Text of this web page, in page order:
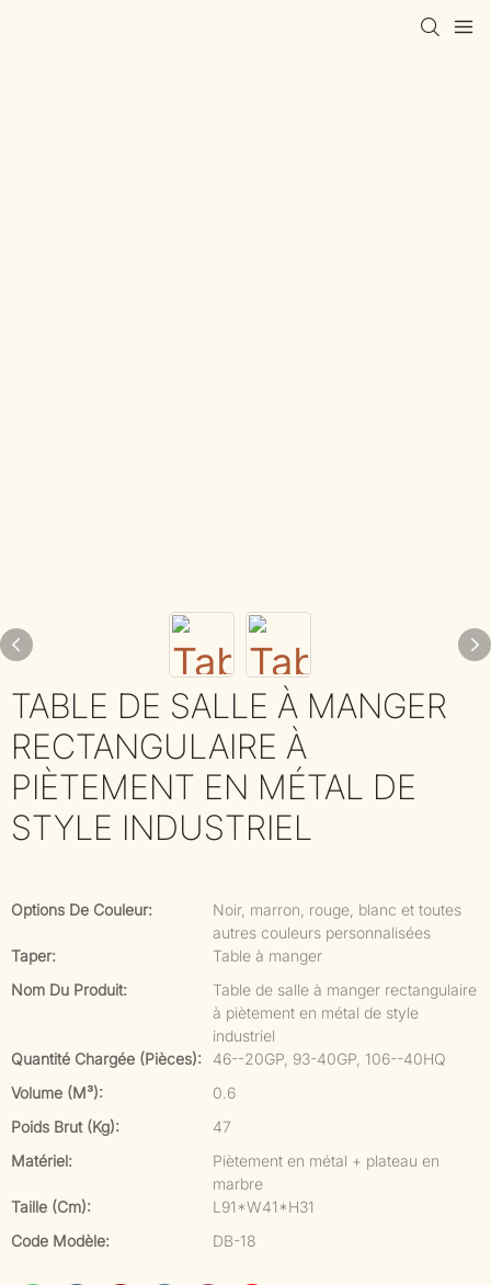
TABLE DE SALLE À MANGER
RECTANGULAIRE À
PIÈTEMENT EN MÉTAL DE
STYLE INDUSTRIEL
Options De Couleur:
Noir, marron, rouge, blanc et toutes
autres couleurs personnalisées
Taper:
Table à manger
Nom Du Produit:
Table de salle à manger rectangulaire
à piètement en métal de style
industriel
Quantité Chargée (pièces):
46--20GP, 93-40GP, 106--40HQ
Volume (m³):
0.6
Poids Brut (kg):
47
Matériel:
Piètement en métal + plateau en
marbre
Taille (cm):
L91*W41*H31
Code Modèle:
DB-18